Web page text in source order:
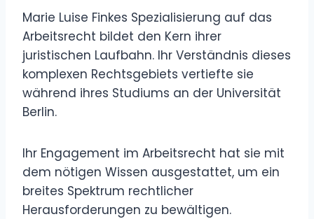
Marie Luise Finkes Spezialisierung auf das
Arbeitsrecht bildet den Kern ihrer
juristischen Laufbahn. Ihr Verständnis dieses
komplexen Rechtsgebiets vertiefte sie
während ihres Studiums an der Universität
Berlin.
Ihr Engagement im Arbeitsrecht hat sie mit
dem nötigen Wissen ausgestattet, um ein
breites Spektrum rechtlicher
Herausforderungen zu bewältigen.